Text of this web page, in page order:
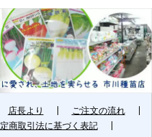
品 お知らせ 店舗概要
店長より
ご注文の流れ
商取引法に基づく表記